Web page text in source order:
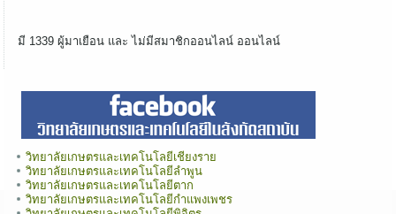
มี 1339 ผู้มาเยือน และ ไม่มีสมาชิกออนไลน์ ออนไลน์
วิทยาลัยเกษตรและเทคโนโลยีเชียงราย
วิทยาลัยเกษตรและเทคโนโลยีลำพูน
วิทยาลัยเกษตรและเทคโนโลยีตาก
วิทยาลัยเกษตรและเทคโนโลยีกำแพงเพชร